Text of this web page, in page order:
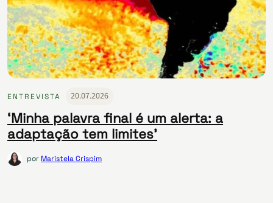
ENTREVISTA 20.07.2026
‘Minha palavra final é um alerta: a
adaptação tem limites’
por Maristela Crispim